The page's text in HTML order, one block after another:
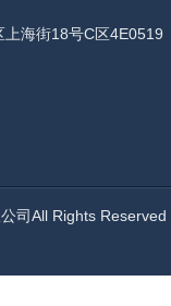
海街18号C区4E0519
公司All Rights